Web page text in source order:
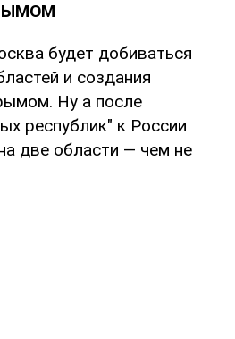
будет добиваться
и создания
Ну а после
республик" к России
две области — чем не